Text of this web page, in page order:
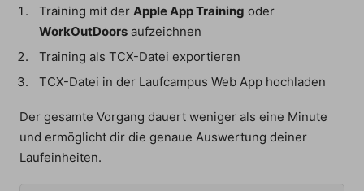
Training mit der Apple App Training oder
WorkOutDoors aufzeichnen
Training als TCX-Datei exportieren
TCX-Datei in der Laufcampus Web App hochladen
Der gesamte Vorgang dauert weniger als eine Minute
und ermöglicht dir die genaue Auswertung deiner
Laufeinheiten.